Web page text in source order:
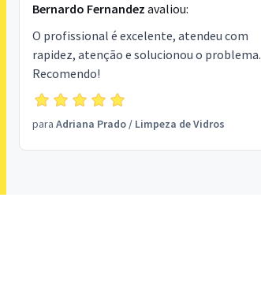
Bernardo Fernandez avaliou:
O profissional é excelente, atendeu com
rapidez, atenção e solucionou o problema.
Recomendo!
para Adriana Prado/ Limpeza de Vidros